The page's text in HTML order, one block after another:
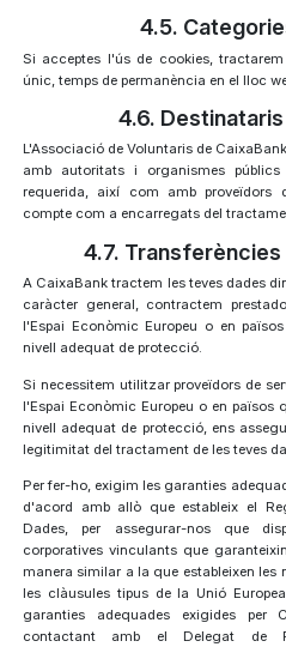
4.5.
Si acceptes l'ús de cookies,
únic, temps de permanència en el lloc
4.6.
L'Associació de Voluntaris de
amb autoritats i organismes
requerida, així com amb proveïdors
compte com a encarregats del
4.7.
A CaixaBank tractem les teves dades
caràcter general, contractem
l'Espai Econòmic Europeu o en
nivell adequat de protecció.
Si necessitem utilitzar proveïdors de
l'Espai Econòmic Europeu o en
nivell adequat de protecció, ens
legitimitat del tractament de les teves
Per fer-ho, exigim les garanties
d'acord amb allò que estableix el
Dades, per assegurar-nos que
corporatives vinculants que
manera similar a la que estableixen les
les clàusules tipus de la Unió
garanties adequades exigides per
contactant amb el Delegat de